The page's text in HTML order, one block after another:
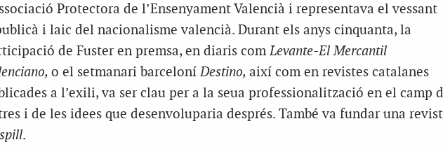
Protectora de l’Ensenyament Valencià i representava el vessant
i laic del nacionalisme valencià. Durant els anys cinquanta, la
de Fuster en premsa, en diaris comLevante-El Mercantil
, o el setmanari barceloníDestino, així com en revistes catalanes
a l’exili, va ser clau per a la seua professionalització en el camp
i de les idees que desenvoluparia després. També va fundar una
.